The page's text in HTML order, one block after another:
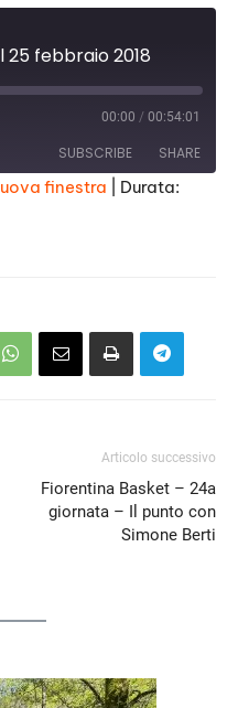
25 febbraio 2018
00:00 / 00:54:01
SUBSCRIBE SHARE
finestra
Durata:
Articolo successivo
Fiorentina Basket – 24a
giornata – Il punto con
Simone Berti